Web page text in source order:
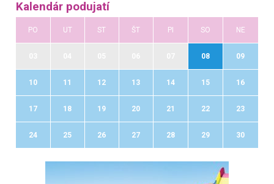
Kalendár podujatí
PO UT ST ŠT PI SO NE
08 09
10 11 12 13 14 15 16
17 18 19 20 21 22 23
24 25 26 27 28 29 30